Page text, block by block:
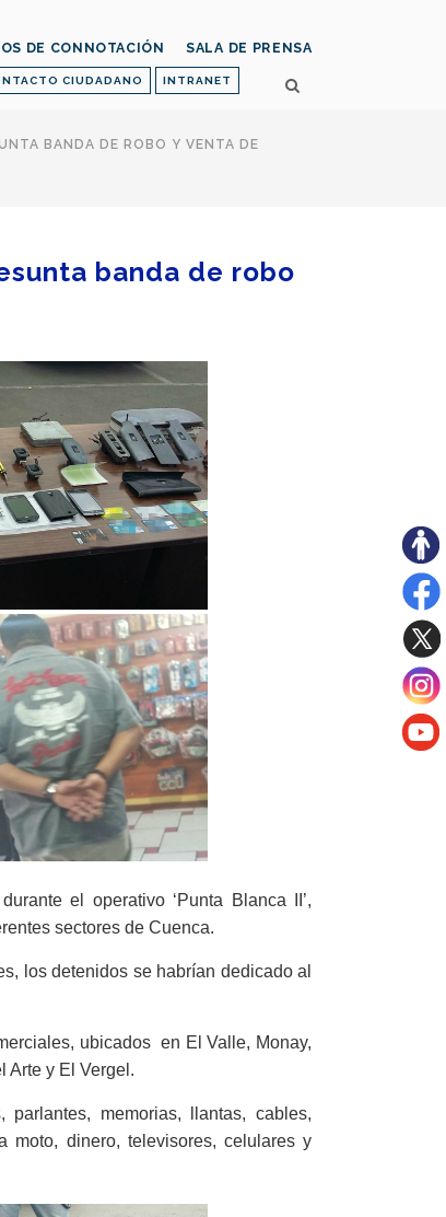
CIUDADANO INTRANET
DE CONNOTACIÓN SALA DE PRENSA
BANDA DE ROBO Y VENTA DE
banda de robo
el operativo ‘Punta Blanca
II’,
sectores de Cuenca.
, los detenidos se habrían dedicado al
ubicados en El Valle, Monay,
Arte y El Vergel.
parlantes, memorias, llantas, cables,
moto, dinero, televisores, celulares y